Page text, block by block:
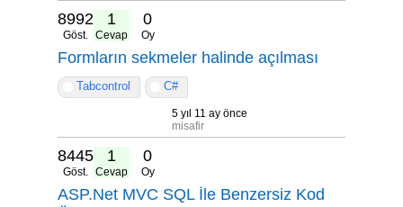
8992
Göst.
1
Cevap
0
Oy
Formların sekmeler halinde açılması
Tabcontrol C#
5 yıl 11 ay önce
misafir
8445
Göst.
1
Cevap
0
Oy
ASP.Net MVC SQL İle Benzersiz Kod